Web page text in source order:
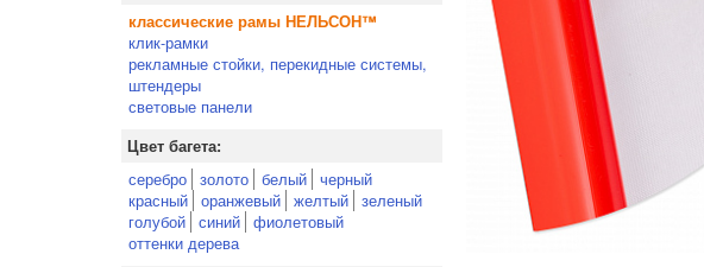
классические рамы НЕЛЬСОН™
клик-рамки
рекламные стойки, перекидные системы,
штендеры
световые панели
Цвет багета:
серебро золото белый черный
красный оранжевый желтый зеленый
голубой синий фиолетовый
оттенки дерева